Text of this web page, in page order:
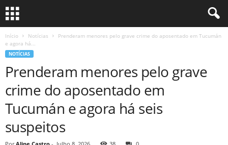
Início Notícias
Prenderam menores pelo grave crime do aposentado em Tucumán
e agora há...
NOTÍCIAS
Prenderam menores pelo grave
crime do aposentado em
Tucumán e agora há seis
suspeitos